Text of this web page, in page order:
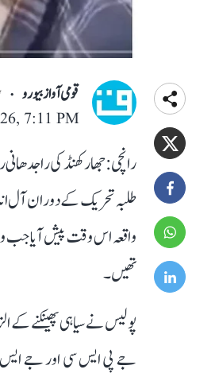
قومی آواز بیورو
7:11 PM
رانچی: جھارکھنڈ کی
طلبہ تحریک کے دوران آل
واقعہ اس وقت پیش آیا جب وہ
تھیں۔
پولیس نے سیاہی پھینکنے
جے پی ایس سی اور جے ایس